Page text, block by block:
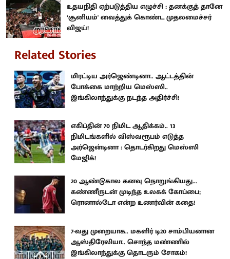
உதயநிதி ஏற்படுத்திய எழுச்சி : தனக்குத் தானே
‘சூனியம்' வைத்துக் கொண்ட முதலமைச்சர்
விஜய்!
Related Stories
மிரட்டிய அர்ஜெண்டினா.. ஆட்டத்தின்
போக்கை மாற்றிய மெஸ்ஸி..
இங்கிலாந்துக்கு நடந்த அதிர்ச்சி!
எகிப்தின் 70 நிமிட ஆதிக்கம்.. 13
நிமிடங்களில் விஸ்வரூபம் எடுத்த
அர்ஜென்டினா : தொடர்கிறது மெஸ்ஸி
மேஜிக்!
20 ஆண்டுகால கனவு நொறுங்கியது...
கண்ணீருடன் முடிந்த உலகக் கோப்பை;
ரொனால்டோ என்ற உணர்வின் கதை!
7-வது முறையாக.. மகளிர் டி20 சாம்பியனான
ஆஸ்திரேலியா.. சொந்த மண்ணில்
இங்கிலாந்துக்கு தொடரும் சோகம்!